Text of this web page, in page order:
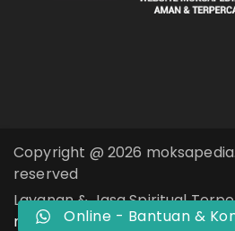
Copyright @ 2026
reserved
Layanan & Jasa Spiritual
moksapedia.com
Online - Bantuan &